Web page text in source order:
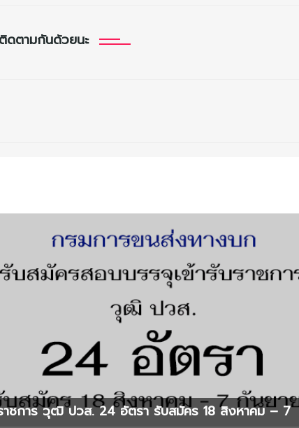
ดตามกันด้วยนะ
าชการ วุฒิ ปวส. 24 อัตรา รับสมัคร 18 สิงหาคม – 7